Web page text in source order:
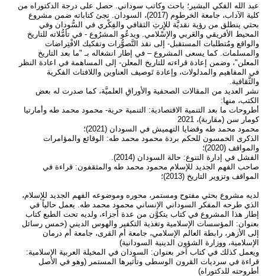
عبد الله الفكي البشير؛ باحث وكاتب سوداني. حصل على درجة الدكتوراه من
كلية الآداب، جامعة الخرطوم (2017)، السودان. تجئ كتاباته ضمن مشروع
بحثي ينطلق من رؤية نقديَّة للإِرثِ الثقافي والفِكْري في السُّودان وفي
المحيط الأفريقي والعَربي والإسْلامي. ويدعُو المشرُوع - في تأمُّلاته للتاريخ
والواقع ومُتطلبات المستقبل- إلى نقد التَّصوُّرات وتفكيك الافْتِراضات
والمسلمات. كما يسعى المشروع – في إطار انشغاله بـ "ما بعد التاريخ
المعلن"، وضمن إعادة قراءته للتاريخ المعلن- إلى المساهمة في اعادة النظر
في المفاهيم والمدلولات، وإعادة تَوصيف العناوين واللافتات الفكرية
والثَّقافية.
نشر العديد من المقالات الصحفية والأوراقِ العلميَّة، كما صدرت له بعض
الكتب، منها:
أطروحات ما بعد التنمية الاقتصادية: التنمية حرية- محمود محمد طه وأمارتيا
كومار سن (مقاربة)، 2021
محمود محمد طه وقضايا التهميش في السودان (2021)؛
الذكرى الخمسون للحكم بردة محمود محمد طه: الوقائع والمؤامرات
والمواقف (2020)؛
الفشل في إدارة التنوع: حالة السودان (2014).
صاحب الفهم الجديد للإسلام محمود محمد طه والمثقفون: قراءة في
المواقف وتزوير التاريخ (2013)؛
لديه مشروع بحثي مفتوح ومستمر، محوره وموضوعه الفهم الجديد للإسلام،
الذي طرحه المفكر السوداني الإنساني محمود محمد طه. يعمل حالياً في
إطار هذا المشروع في كتاب يتكوَّن من عدة أجزاء، ولديه تحت الطبع كتاب
بعنوان: المؤسسات الإسلامية وتغذية التكفير والهوس الديني (خمس رسائل
إلى الأزهر، رابطة العالم الإسلامي، جامعة أم القرى، جامعة أم درمان
الإسلامية، ووزارة الشؤون الدينية السودانية)
ويعمل كذلك في كتاب آخر بعنوان: السودان في المخيلة العربية الإسلامية:
قراءة في سرديات القرون الوسطى وتأثيرها المستمر (وهو في الأصل
أطروحته للدكتوراه)